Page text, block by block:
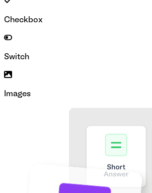
Checkbox
Switch
Images